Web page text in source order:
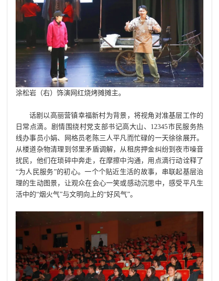
涂松岩（右）饰演网红烧烤摊摊主。
话剧以高丽营镇幸福新村为背景，将视角对准基层工作的
日常点滴。剧情围绕村党支部书记高大山、12345市民服务热
线办事员小娟、网格员老陈三人平凡而忙碌的一天徐徐展开。
从楼道杂物清理到邻里矛盾调解，从租房押金纠纷到夜市噪音
扰民，他们在琐碎中奔走，在摩擦中沟通，用点滴行动诠释了
“为人民服务”的初心。一个个贴近生活的故事，串联起基层治
理的生动图景，让观众在会心一笑或感动沉思中，感受平凡生
活中的“烟火气”与文明向上的“好风气”。